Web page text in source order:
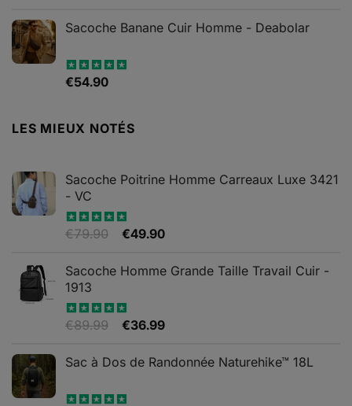
initial
€65.90.
actuel
Sacoche Banane Cuir Homme - Deabolar
Note4.79
€54.90
LES MIEUX NOTÉS
Sacoche Poitrine Homme Carreaux Luxe 3421
- VC
Note5.00
€79.90
Le
initial
€49.90Le
actuel
Sacoche Homme Grande Taille Travail Cuir -
1913
Note5.00
€89.99
Le
initial
€36.99Le
actuel
Sac à Dos de Randonnée Naturehike™ 18L